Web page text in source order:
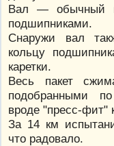
Вал — обычный
подшипниками.
Снаружи вал
кольцу
каретки.
Весь пакет
подобранными
вроде "пресс-фит"
За 14 км
что радовало.